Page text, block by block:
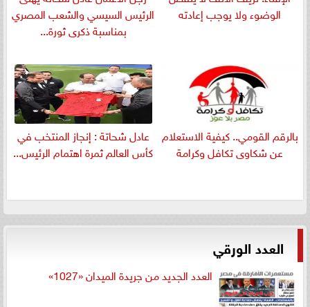
الوضوء ولا يوجب إعادته
الرئيس السيسي والشعب المصري
بمناسبة ذكرى ثورة...
بالرقم القومي.. كيفية الاستعلام
عن شكاوى تكافل وكرامة
عادل شحاتة : إنجاز المنتخب في
كأس العالم ثمرة اهتمام الرئيس...
العدد الورقي
العدد الجديد من جريدة الميدان «1027»